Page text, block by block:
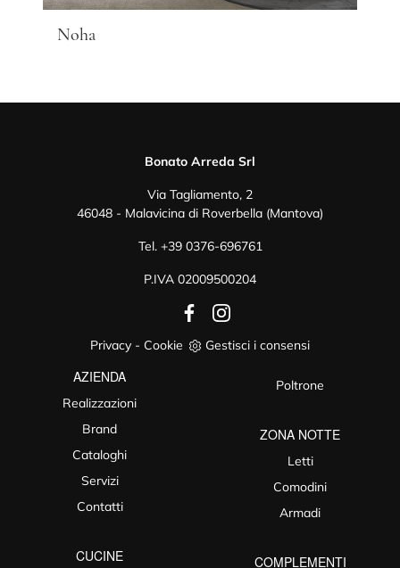
Noha
Bonato Arreda Srl
Via Tagliamento, 2
46048 - Malavicina di Roverbella (Mantova)
Tel. +39 0376-696761
P.IVA 02009500204
Privacy - Cookie Gestisci i consensi
AZIENDA
Realizzazioni
Brand
Cataloghi
Servizi
Contatti
CUCINE
Poltrone
ZONA NOTTE
Letti
Comodini
Armadi
COMPLEMENTI